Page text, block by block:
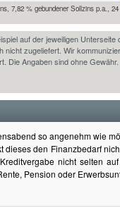
auf der jeweiligen Unterseite
nicht zugeliefert. Wir
Die Angaben sind ohne Gewähr.
7,82 % gebundener Sollzins p.a.,
so angenehm wie
den Finanzbedarf
nicht selten
Pension oder